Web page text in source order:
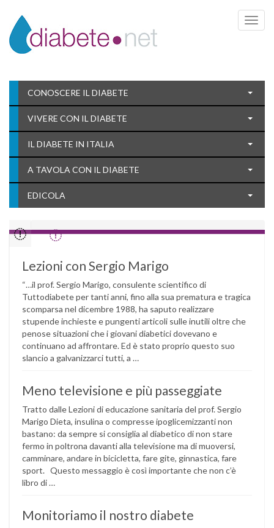
Toggle
CONOSCERE IL DIABETE
VIVERE CON IL DIABETE
IL DIABETE IN ITALIA
A TAVOLA CON IL DIABETE
EDICOLA
Lezioni con Sergio Marigo
“…il prof. Sergio Marigo, consulente scientifico di
Tuttodiabete per tanti anni, fino alla sua prematura e tragica
scomparsa nel dicembre 1988, ha saputo realizzare
stupende inchieste e pungenti articoli sulle inutili oltre che
penose situazioni che i giovani diabetici dovevano e
continuano ad affrontare. Ed è stato proprio questo suo
slancio a galvanizzarci tutti, a …
Meno televisione e più passeggiate
Tratto dalle Lezioni di educazione sanitaria del prof. Sergio
Marigo Dieta, insulina o compresse ipoglicemizzanti non
bastano: da sempre si consiglia al diabetico di non stare
fermo in poltrona davanti alla televisione ma di muoversi,
camminare, andare in bicicletta, fare gite, ginnastica, fare
sport. Questo messaggio è così importante che non c’è
libro di …
Monitoriamo il nostro diabete